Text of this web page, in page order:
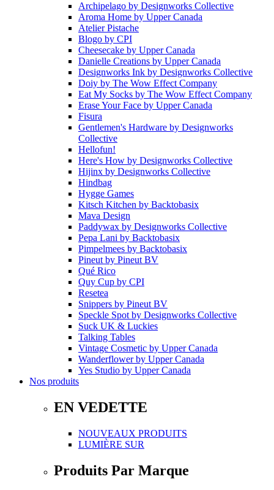
Archipelago by Designworks Collective
Aroma Home by Upper Canada
Atelier Pistache
Blogo by CPI
Cheesecake by Upper Canada
Danielle Creations by Upper Canada
Designworks Ink by Designworks Collective
Doiy by The Wow Effect Company
Eat My Socks by The Wow Effect Company
Erase Your Face by Upper Canada
Fisura
Gentlemen's Hardware by Designworks
Collective
Hellofun!
Here's How by Designworks Collective
Hijinx by Designworks Collective
Hindbag
Hygge Games
Kitsch Kitchen by Backtobasix
Mava Design
Paddywax by Designworks Collective
Pepa Lani by Backtobasix
Pimpelmees by Backtobasix
Pineut by Pineut BV
Qué Rico
Quy Cup by CPI
Resetea
Snippers by Pineut BV
Speckle Spot by Designworks Collective
Suck UK & Luckies
Talking Tables
Vintage Cosmetic by Upper Canada
Wanderflowerby Upper Canada
Yes Studio by Upper Canada
Nos produits
EN VEDETTE
NOUVEAUX PRODUITS
LUMIÈRE SUR
Produits Par Marque